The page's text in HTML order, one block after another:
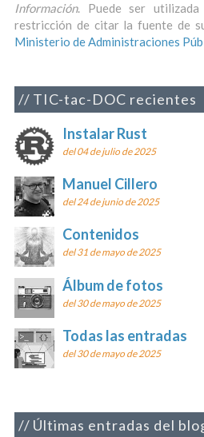
Información. Puede ser
restricción de citar la fuente de
Ministerio de Administraciones
TIC-tac-DOC recientes
Instalar Rust
del 04 de julio de 2025
Manuel Cillero
del 24 de junio de 2025
Contenidos
del 31 de mayo de 2025
Álbum de fotos
del 30 de mayo de 2025
Todas las entradas
del 30 de mayo de 2025
Últimas entradas del